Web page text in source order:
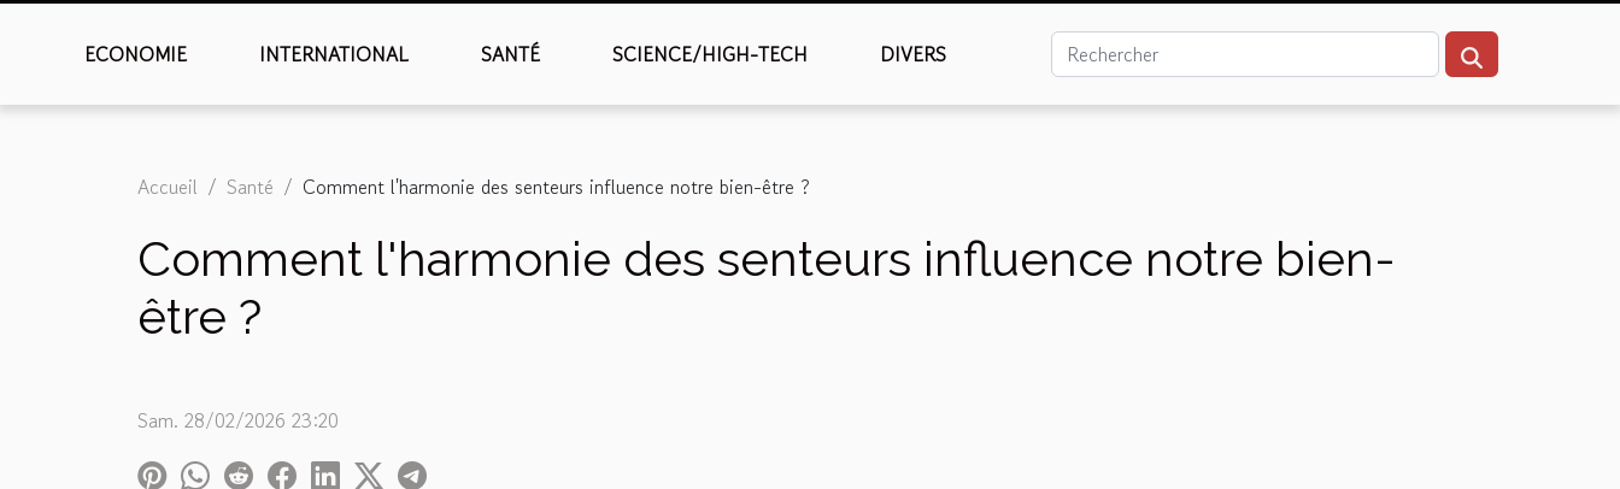
ECONOMIE INTERNATIONAL SANTÉ SCIENCE/HIGH-TECH DIVERS
Accueil Santé Comment l'harmonie des senteurs influence notre bien-être ?
Comment l'harmonie des senteurs influence notre bien-
être ?
Sam. 28/02/2026 23:20